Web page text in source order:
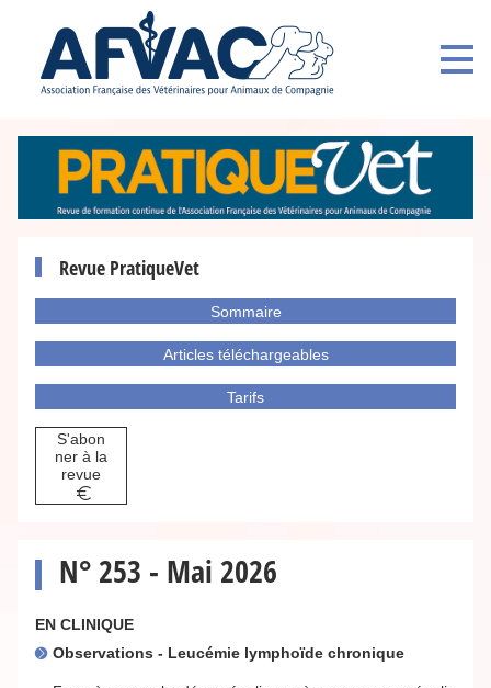
Revue PratiqueVet
Sommaire
Articles téléchargeables
Tarifs
S'abon
ner à la
revue
N° 253 - Mai 2026
EN CLINIQUE
Observations - Leucémie lymphoïde chronique